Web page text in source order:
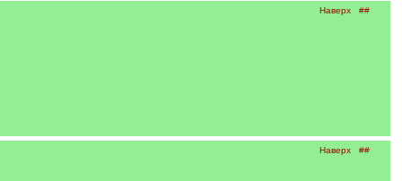
Наверх ##
Наверх ##